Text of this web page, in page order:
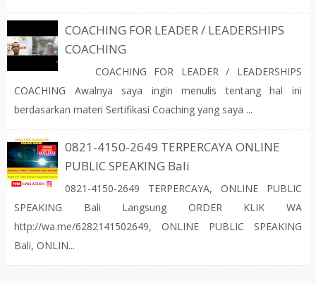
COACHING FOR LEADER / LEADERSHIPS
COACHING
COACHING FOR LEADER / LEADERSHIPS
COACHING Awalnya saya ingin menulis tentang hal ini
berdasarkan materi Sertifikasi Coaching yang saya ...
0821-4150-2649 TERPERCAYA ONLINE
PUBLIC SPEAKING Bali
0821-4150-2649 TERPERCAYA, ONLINE PUBLIC
SPEAKING Bali Langsung ORDER KLIK WA
http://wa.me/6282141502649, ONLINE PUBLIC SPEAKING
Bali, ONLIN...